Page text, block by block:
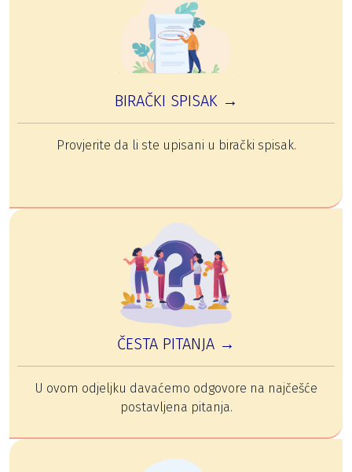
BIRAČKI SPISAK →
Provjerite da li ste upisani u birački spisak.
ČESTA PITANJA →
U ovom odjeljku davaćemo odgovore na najčešće
postavljena pitanja.